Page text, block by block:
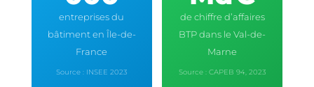
entreprises du
bâtiment en Île-de-
France
Source : INSEE 2023
de chiffre d’affaires
BTP dans le Val-de-
Marne
Source : CAPEB 94, 2023